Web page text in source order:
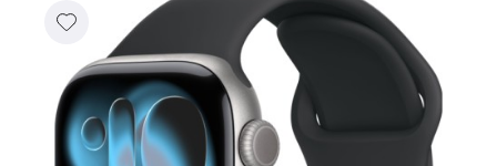
Реквизиты
Контакты
Гарантия